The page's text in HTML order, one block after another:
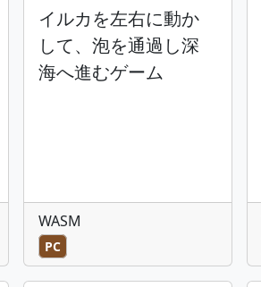
イルカを左右に動か
して、泡を通過し深
海へ進むゲーム
WASM
PC